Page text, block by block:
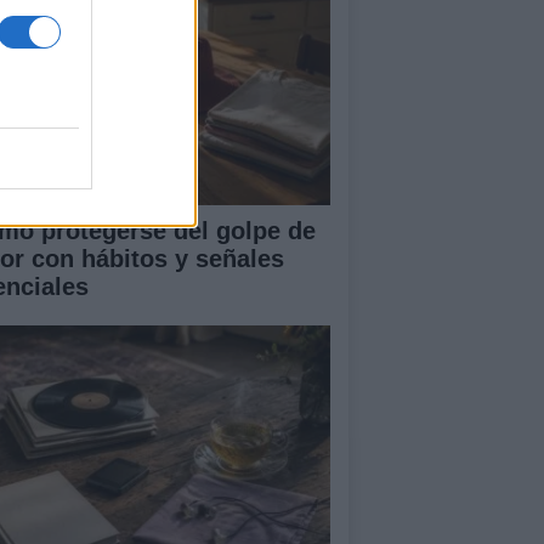
protegerse del golpe de
con hábitos y señales